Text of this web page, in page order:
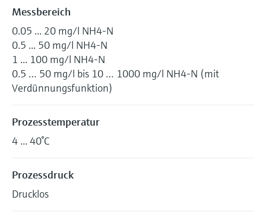
Messbereich
0.05 ... 20 mg/l NH4-N
0.5 ... 50 mg/l NH4-N
1 ... 100 mg/l NH4-N
0.5 … 50 mg/l bis 10 … 1000 mg/l NH4-N (mit
Verdünnungsfunktion)
Prozesstemperatur
4 ... 40°C
Prozessdruck
Drucklos